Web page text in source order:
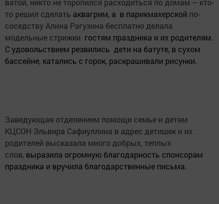
ватой, никто не торопился расходиться по домам – кто-
то решил сделать аквагрим, а в парикмахерской по-
соседству Алина Рагузина бесплатно делала
модельные стрижки гостям праздника и их родителям.
С удовольствием резвились дети на батуте, в сухом
бассейне, катались с горок, раскрашивали рисунки.
Заведующая отделением помощи семье и детям
КЦСОН Эльвира Сафиуллина в адрес детишек и их
родителей высказала много добрых, теплых
слов, выразила огромную благодарность спонсорам
праздника и вручила благодарственные письма.